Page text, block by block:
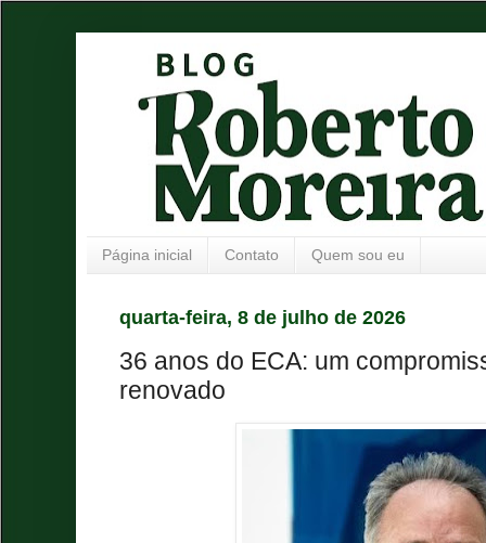
Página inicial Contato Quem sou eu
quarta-feira, 8 de julho de 2026
36 anos do ECA: um
renovado